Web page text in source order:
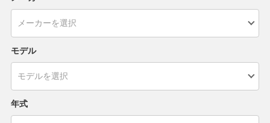
モデル
年式